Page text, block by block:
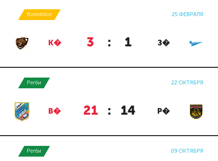
Волейбол 25 ФЕВРАЛЯ
К� 3 : 1 З�
Регби 22 ОКТЯБРЯ
В� 21 : 14 Р�
Регби 09 ОКТЯБРЯ